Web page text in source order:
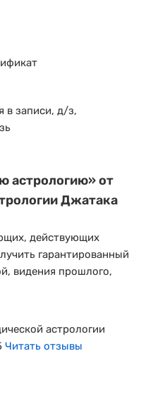
в записи, д/з,
астрологию»от
Джатака
действующих
гарантированный
видения прошлого,
астрологии
Читать отзывы